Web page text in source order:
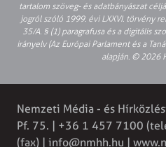
tartalom szöveg- és adatbányászat
jogról szóló 1999. évi LXXVI. törvény
35/A. § (1) paragrafusa és a digitális
irányelv (Az Európai Parlament és a
alapján. © 2026
Nemzeti Média - és
Pf. 75. | +36 1 457 7100
(fax) | info@nmhh.hu |